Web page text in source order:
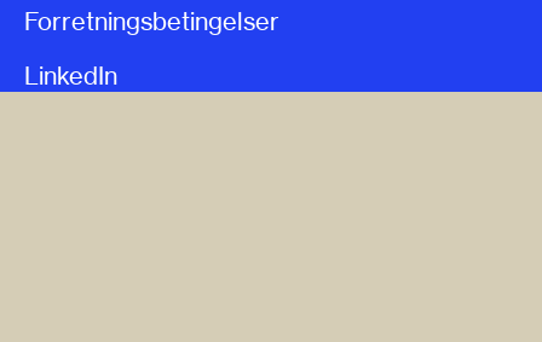
Forretningsbetingelser
LinkedIn